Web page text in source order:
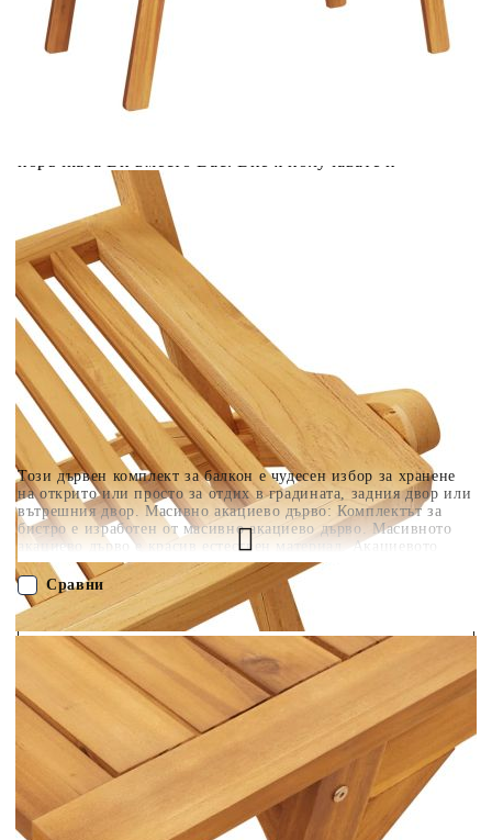
Този дървен комплект за балкон е чудесен избор за хранене
на открито или просто за отдих в градината, задния двор или
вътрешния двор. Масивно акациево дърво: Комплектът за
бистро е изработен от масивно акациево дърво. Масивното
акациево дърво е красив естествен материал. Акациевото
дърво има красиви дървесни влакна, които правят всяка
мебел уникална и леко различна от останалите.Стабилен и
лесен за почистване плот: Тази маса има плот от акациево
дърво, който е здрав, издръжлив и лесен за почистване с
влажна кърпа.Сгъваем дизайн: Столовете могат лесно да се
сгънат за удобно съхранение и транспорт. Добре е да се
знае:За да сте сигурни, че вашите външни мебели ще останат
красиви, ви препоръчваме да ги защитите с водоустойчиво
покривало. Максимално 110 кг на седалка.
Предоставената таблица е с информационна цел.
Добавете продукта в количката си с бутона "Добави в
количката" и при поръчка ще можете да изберете броя
вноски на кредита.
разполагате с три начина да я платите към тях:
Отложено до 30 дни от момента на изпращане на
поръчката без оскъпяване. За покупки на стойност до
400 лв. / €204,52
Плащане на 4 вноски. Заплащате 20% от стойността на
поръчката си на момента с карта. Останалата сума се
разделя на 3 равни месечни вноски без оскъпяване. За
покупки на стойност до 1000 лв. / €511.31
Плащане на 6 вноски. Стойността на поръчката се
разпределя в 6 равни месечни вноски с оскъпяване. За
покупки на стойност до 2000 лв. / €1022.61
ПОРЪЧАЙ БЕЗ РЕГИСТРАЦИЯ
Наш представител ще се свърже с Вас в рамките на работния ден!
366373 22.600 кг
Оцени продукта
Сравни